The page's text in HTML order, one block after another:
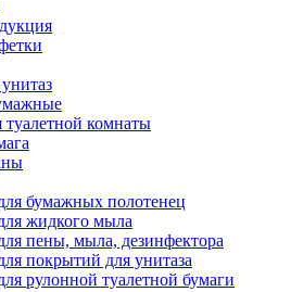
туалетной комнаты
бумажных полотенец
жидкого мыла
пены, мыла, дезинфектора
покрытий для унитаза
рулонной туалетной бумаги